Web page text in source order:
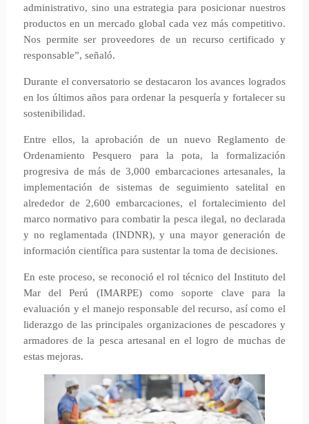
administrativo, sino una estrategia para posicionar nuestros
productos en un mercado global cada vez más competitivo.
Nos permite ser proveedores de un recurso certificado y
responsable”, señaló.
Durante el conversatorio se destacaron los avances logrados
en los últimos años para ordenar la pesquería y fortalecer su
sostenibilidad.
Entre ellos, la aprobación de un nuevo Reglamento de
Ordenamiento Pesquero para la pota, la formalización
progresiva de más de 3,000 embarcaciones artesanales, la
implementación de sistemas de seguimiento satelital en
alrededor de 2,600 embarcaciones, el fortalecimiento del
marco normativo para combatir la pesca ilegal, no declarada
y no reglamentada (INDNR), y una mayor generación de
información científica para sustentar la toma de decisiones.
En este proceso, se reconoció el rol técnico del Instituto del
Mar del Perú (IMARPE) como soporte clave para la
evaluación y el manejo responsable del recurso, así como el
liderazgo de las principales organizaciones de pescadores y
armadores de la pesca artesanal en el logro de muchas de
estas mejoras.